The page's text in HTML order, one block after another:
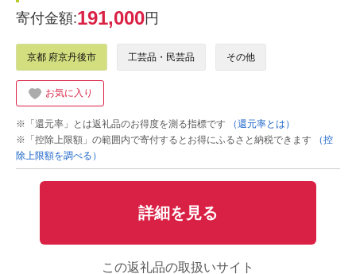
寄付金額:191,000円
京都 府京丹後市 工芸品・民芸品 その他
お気に入り
※「還元率」とは返礼品のお得度を測る指標です
（還元率とは）
※「控除上限額」の範囲内で寄付するとお得にふるさと納税できます
（控
除上限額を調べる）
詳細を見る
この返礼品の取扱いサイト